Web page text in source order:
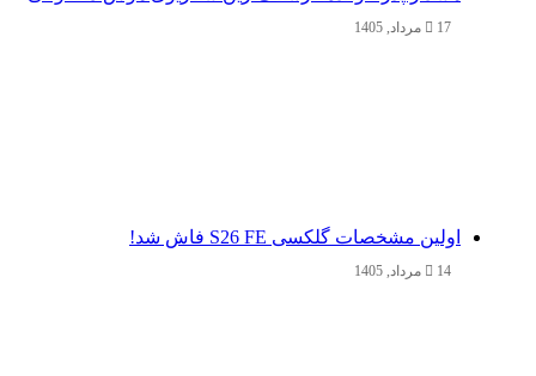
17 مرداد, 1405
اولین مشخصات گلکسی S26 FE فاش شد!
14 مرداد, 1405